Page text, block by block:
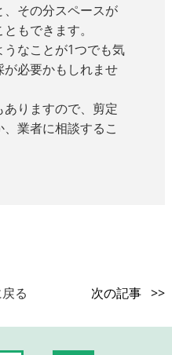
、その分スペースが
もできます。
なことが1つでも気
必要かもしれませ
りますので、剪定
業者に相談するこ
る 次の記事 >>